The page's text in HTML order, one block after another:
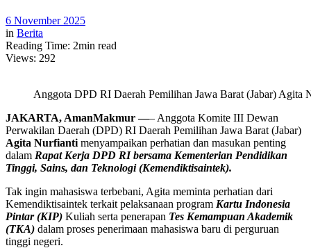
6 November 2025
in Berita
Reading Time: 2min read
Views: 292
Anggota DPD RI Daerah Pemilihan Jawa Barat (Jabar) Agita
JAKARTA, AmanMakmur —– Anggota Komite III Dewan
Perwakilan Daerah (DPD) RI Daerah Pemilihan Jawa Barat (Jabar)
Agita Nurfianti menyampaikan perhatian dan masukan penting
dalam Rapat Kerja DPD RI bersama Kementerian Pendidikan
Tinggi, Sains, dan Teknologi (Kemendiktisaintek).
Tak ingin mahasiswa terbebani, Agita meminta perhatian dari
Kemendiktisaintek terkait pelaksanaan program Kartu Indonesia
Pintar (KIP) Kuliah serta penerapan Tes Kemampuan Akademik
(TKA) dalam proses penerimaan mahasiswa baru di perguruan
tinggi negeri.